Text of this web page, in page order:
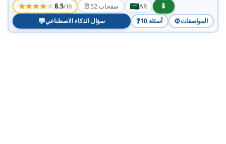
★★★★★8.5/10 📄 52 صفحات AR
⬇
💬سؤال الذكاء الاصطناعي ❓ 10 أسئلة ⚙️المواصفات